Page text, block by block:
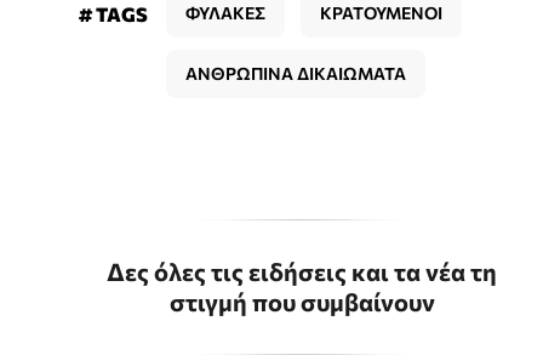
# TAGS ΦΥΛΑΚΕΣ ΚΡΑΤΟΥΜΕΝΟΙ
ΑΝΘΡΩΠΙΝΑ ΔΙΚΑΙΩΜΑΤΑ
Δες όλες τις ειδήσεις και τα νέα τη
στιγμή που συμβαίνουν